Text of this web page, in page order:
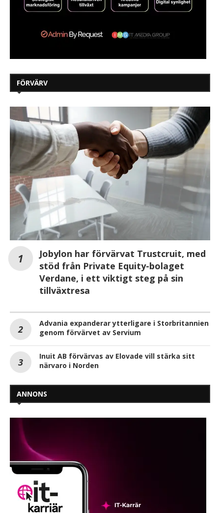
FÖRVÄRV
Jobylon har förvärvat Trustcruit, med
stöd från Private Equity-bolaget
Verdane, i ett viktigt steg på sin
tillväxtresa
Advania expanderar ytterligare i Storbritannien
genom förvärvet av Servium
Inuit AB förvärvas av Elovade vill stärka sitt
närvaro i Norden
ANNONS